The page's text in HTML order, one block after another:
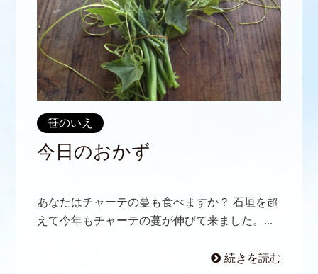
笹のいえ
今日のおかず
あなたはチャーテの蔓も食べますか？ 石垣を超
えて今年もチャーテの蔓が伸びて来ました。...
続きを読む